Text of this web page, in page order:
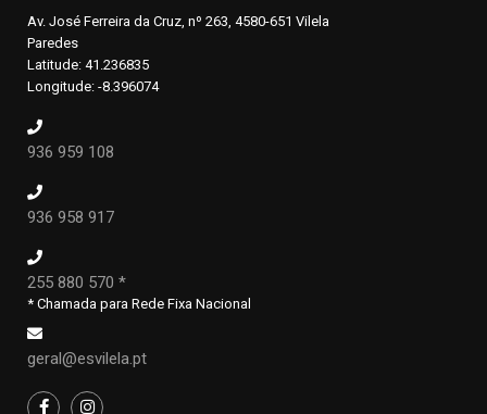
Av. José Ferreira da Cruz, nº 263, 4580-651 Vilela
Paredes
Latitude: 41.236835
Longitude: -8.396074
936 959 108
936 958 917
255 880 570 *
* Chamada para Rede Fixa Nacional
geral@esvilela.pt